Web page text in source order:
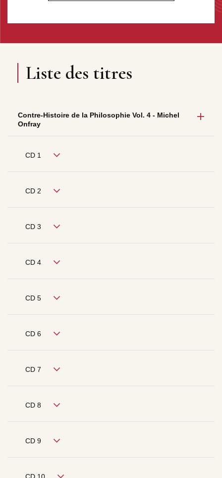
Liste des titres
Contre-Histoire de la Philosophie Vol. 4 - Michel
Onfray
CD 1
CD 2
CD 3
CD 4
CD 5
CD 6
CD 7
CD 8
CD 9